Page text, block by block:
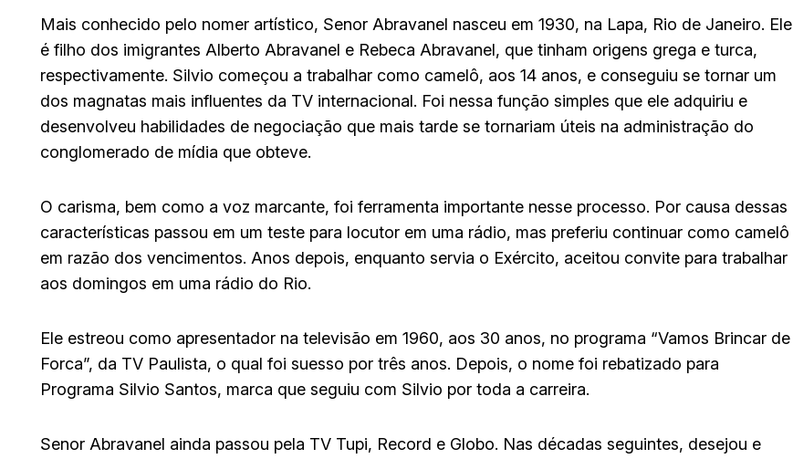
Mais conhecido pelo nomer artístico, Senor Abravanel nasceu em 1930, na Lapa, Rio de Janeiro. Ele
é filho dos imigrantes Alberto Abravanel e Rebeca Abravanel, que tinham origens grega e turca,
respectivamente. Silvio começou a trabalhar como camelô, aos 14 anos, e conseguiu se tornar um
dos magnatas mais influentes da TV internacional. Foi nessa função simples que ele adquiriu e
desenvolveu habilidades de negociação que mais tarde se tornariam úteis na administração do
conglomerado de mídia que obteve.
O carisma, bem como a voz marcante, foi ferramenta importante nesse processo. Por causa dessas
características passou em um teste para locutor em uma rádio, mas preferiu continuar como camelô
em razão dos vencimentos. Anos depois, enquanto servia o Exército, aceitou convite para trabalhar
aos domingos em uma rádio do Rio.
Ele estreou como apresentador na televisão em 1960, aos 30 anos, no programa “Vamos Brincar de
Forca”, da TV Paulista, o qual foi suesso por três anos. Depois, o nome foi rebatizado para
Programa Silvio Santos, marca que seguiu com Silvio por toda a carreira.
Senor Abravanel ainda passou pela TV Tupi, Record e Globo. Nas décadas seguintes, desejou e